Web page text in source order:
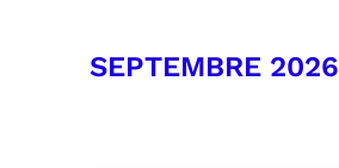
SEPTEMBRE 2026